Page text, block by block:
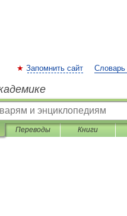
Запомнить сайт Словарь
Переводы Книги